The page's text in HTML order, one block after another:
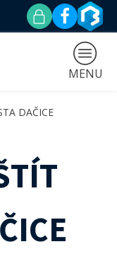
MENU
DAČICE